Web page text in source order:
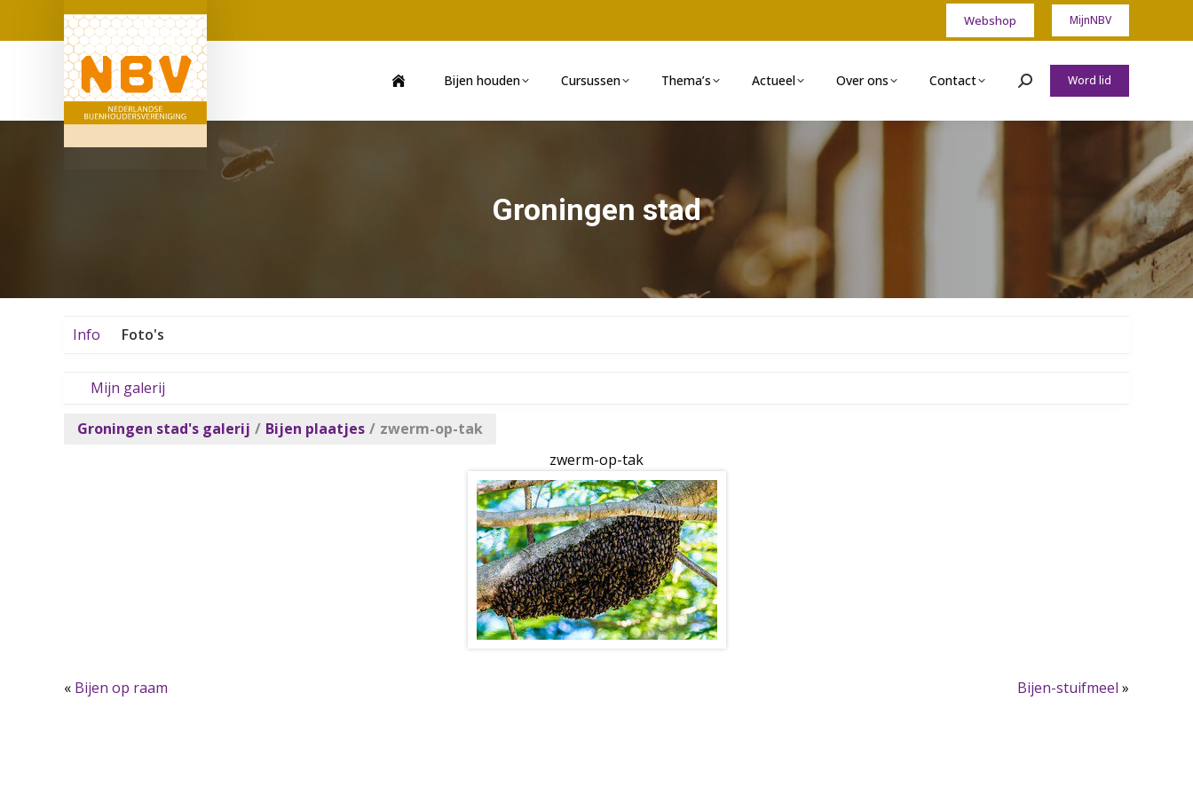
Webshop MijnNBV
Bijen houden Cursussen Thema’s Actueel Over ons Contact Zoeken:Word lid
Groningen stad
Info Foto's
Mijn galerij
Groningen stad's galerij / Bijen plaatjes / zwerm-op-tak
zwerm-op-tak
« Bijen op raam Bijen-stuifmeel »